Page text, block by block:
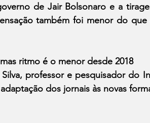
de Jair Bolsonaro e a
também foi menor do
ritmo é o menor desde 2018
professor e pesquisador do
dos jornais às novas